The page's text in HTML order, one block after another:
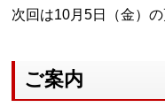
次回は10月5日（金）の
ご案内